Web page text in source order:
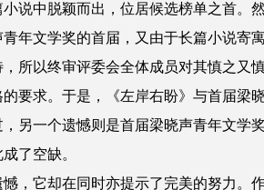
说中脱颖而出，位居候选榜单之首。
年文学奖的首届，又由于长篇小说寄
，所以终审评委会全体成员对其慎之又
要求。于是，《左岸右盼》与首届梁
另一个遗憾则是首届梁晓声青年文学
了空缺。
它却在同时亦提示了完美的努力。